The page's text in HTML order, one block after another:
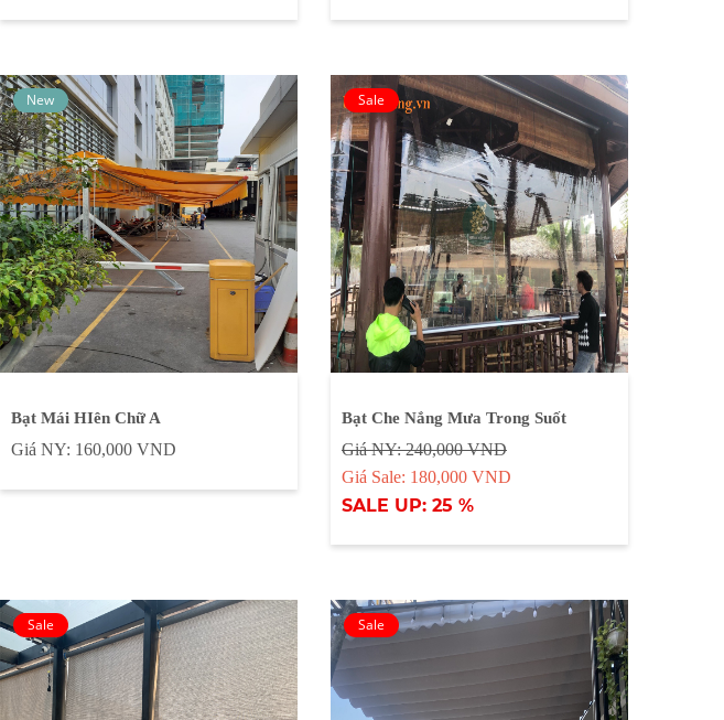
Bạt Mái HIên Chữ A
Giá NY: 160,000 VND
Bạt Che Nắng Mưa Trong Suốt
Giá NY: 240,000 VND
Giá Sale: 180,000 VND
SALE UP: 25 %